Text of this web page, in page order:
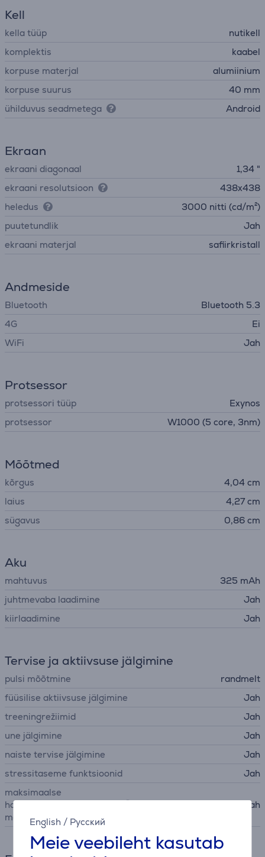
English / Русский
Meie veebileht kasutab
Kell
kella tüüp
nutikell
komplektis
kaabel
korpuse materjal
alumiinium
korpuse suurus
40 mm
ühilduvus seadmetega
Android
Ekraan
ekraani diagonaal
1,34 "
ekraani resolutsioon
438x438
heledus
3000 nitti (cd/m²)
puutetundlik
Jah
ekraani materjal
safiirkristall
Andmeside
Bluetooth
Bluetooth 5.3
4G
Ei
WiFi
Jah
Protsessor
protsessori tüüp
Exynos
protsessor
W1000 (5 core, 3nm)
Mõõtmed
kõrgus
4,04 cm
laius
4,27 cm
sügavus
0,86 cm
Aku
mahtuvus
325 mAh
juhtmevaba laadimine
Jah
kiirlaadimine
Jah
Tervise ja aktiivsuse jälgimine
pulsi mõõtmine
randmelt
füüsilise aktiivsuse jälgimine
Jah
treeningrežiimid
Jah
une jälgimine
Jah
naiste tervise jälgimine
Jah
stressitaseme funktsioonid
Jah
maksimaalse
hapnikutarbimise
mõõtmine (VO2 max)
Jah